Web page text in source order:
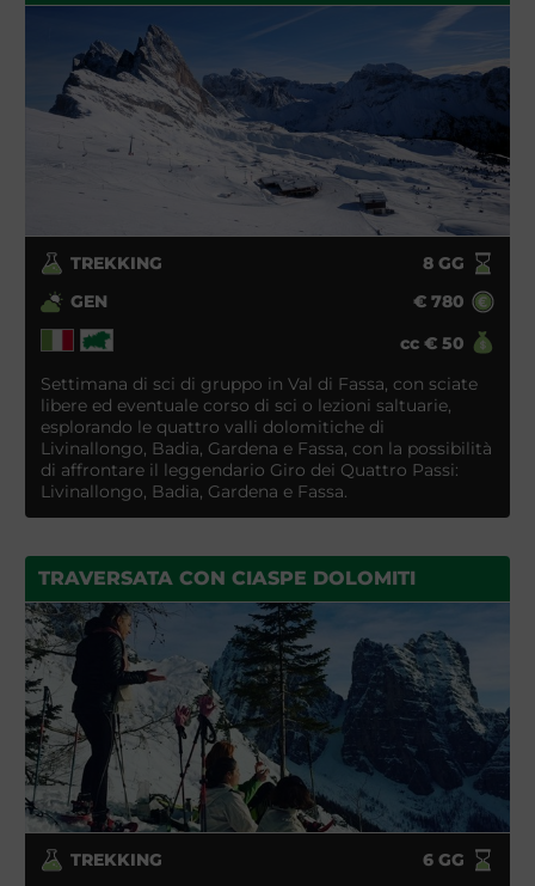
TREKKING 8GG
GEN
€ 780
cc € 50
Settimana di sci di gruppo in Val di Fassa, con sciate
libere ed eventuale corso di sci o lezioni saltuarie,
esplorando le quattro valli dolomitiche di
Livinallongo, Badia, Gardena e Fassa, con la possibilità
di affrontare il leggendario Giro dei Quattro Passi:
Livinallongo, Badia, Gardena e Fassa.
TRAVERSATA CON CIASPE DOLOMITI
TREKKING 6GG